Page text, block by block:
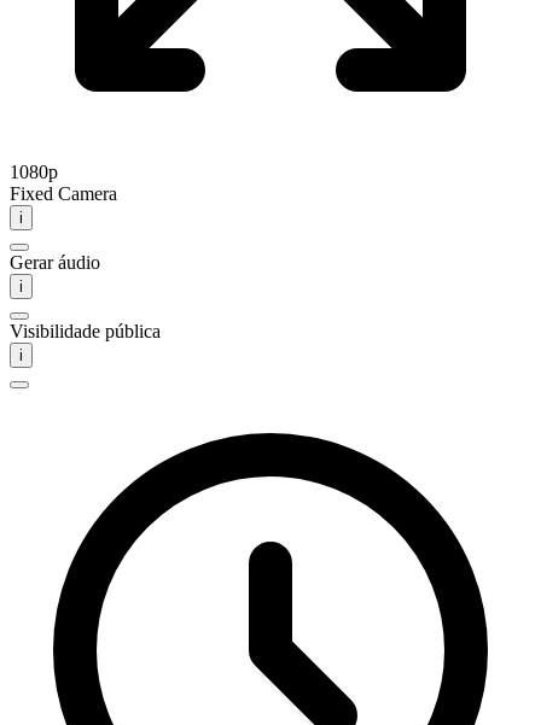
1080p
Fixed Camera
i
Gerar áudio
i
Visibilidade pública
i